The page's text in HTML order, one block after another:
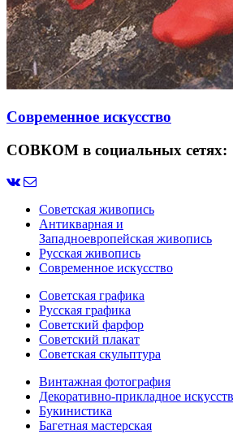
Современное искусство
СОВКОМ в социальных сетях:
Советская живопись
Антикварная и
Западноевропейская живопись
Русская живопись
Современное искусство
Советская графика
Русская графика
Советский фарфор
Советский плакат
Советская скульптура
Винтажная фотография
Декоративно-прикладное
Букинистика
Багетная мастерская